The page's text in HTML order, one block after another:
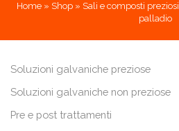
Home» Shop» Sali e composti preziosi
palladio
Soluzioni galvaniche preziose
Soluzioni galvaniche non preziose
Pre e post trattamenti